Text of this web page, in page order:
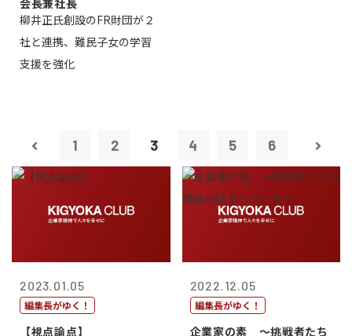
会長兼社長
柳井正氏創設のFR財団が２
社と連携、難民子女の学習
支援を強化
1 2 3 4 5 6
2023.01.05
編集長がゆく！
【視点論点】
2022.12.05
編集長がゆく！
企業家の素 〜挑戦者たち